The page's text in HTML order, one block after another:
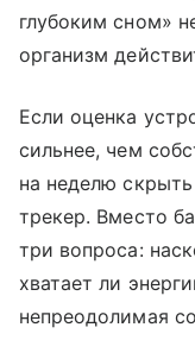
глубоким сном»
организм
Если оценка
сильнее, чем
на неделю скрыть
трекер. Вместо
три вопроса:
хватает ли
непреодолимая